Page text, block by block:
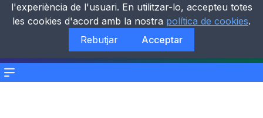
Menu
l'experiència de l'usuari. En utilitzar-lo, accepteu totes
les cookies d'acord amb la nostra política de cookies.
Rebutjar
Acceptar